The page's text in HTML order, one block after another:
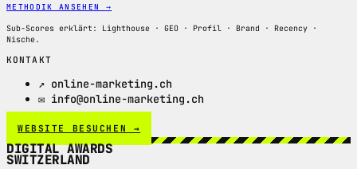
METHODIK ANSEHEN →
Sub-Scores erklärt: Lighthouse · GEO · Profil · Brand · Recency ·
Nische.
KONTAKT
↗ online-marketing.ch
✉ info@online-marketing.ch
WEBSITE BESUCHEN →
DIGITAL AWARDS
SWITZERLAND